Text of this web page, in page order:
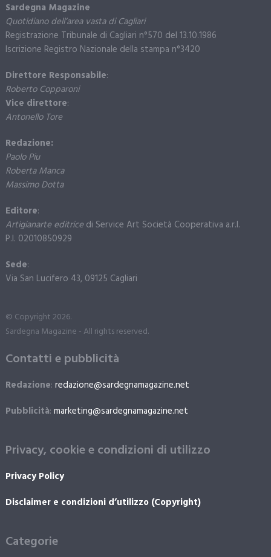
Sardegna Magazine
Quotidiano dell’area vasta di Cagliari
Registrazione Tribunale di Cagliari n°570 del 13.10.1986
Iscrizione Registro Nazionale della stampa n°3420
Direttore Responsabile:
Roberto Copparoni
Vice direttore:
Antonello Tore
Redazione:
Paolo Piu
Roberta Manca
Massimo Dotta
Editore:
Artigianarte editricedi Service Art Società Cooperativa a.r.l.
P.I. 02010850929
Sede:
Via San Lucifero 43, 09125 Cagliari
© Copyright 2026.
Sardegna Magazine - All rights reserved.
Contatti e pubblicità
Redazione: redazione@sardegnamagazine.net
Pubblicità: marketing@sardegnamagazine.net
Privacy, cookie e condizioni di utilizzo
Privacy Policy
Disclaimer e condizioni d’utilizzo (Copyright)
Categorie